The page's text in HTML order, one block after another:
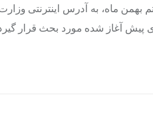
آغاز شده مورد بحث قرار گیرد